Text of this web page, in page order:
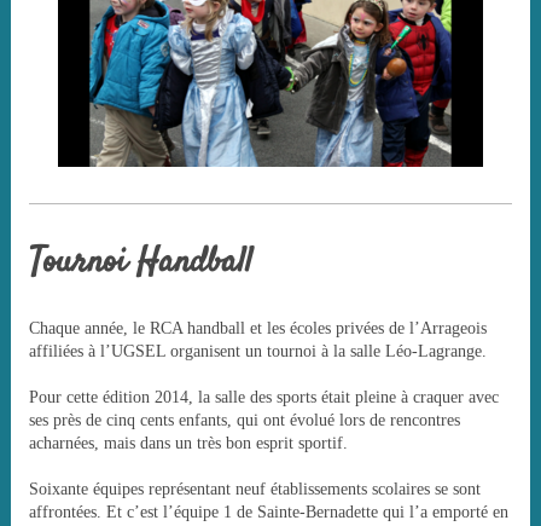
Tournoi Handball
Chaque année, le RCA handball et les écoles privées de l’Arrageois
affiliées à l’UGSEL organisent un tournoi à la salle Léo-Lagrange.
Pour cette édition 2014, la salle des sports était pleine à craquer avec
ses près de cinq cents enfants, qui ont évolué lors de rencontres
acharnées, mais dans un très bon esprit sportif.
Soixante équipes représentant neuf établissements scolaires se sont
affrontées. Et c’est l’équipe 1 de Sainte-Bernadette qui l’a emporté en